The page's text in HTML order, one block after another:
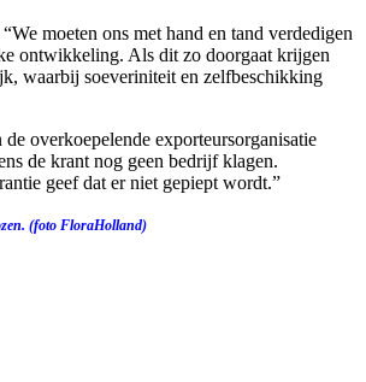
moeten ons met hand en tand verdedigen
ontwikkeling. Als dit zo doorgaat krijgen
waarbij soeveriniteit en zelfbeschikking
overkoepelende exporteursorganisatie
de krant nog geen bedrijf klagen.
geef dat er niet gepiept wordt.”
(foto FloraHolland)